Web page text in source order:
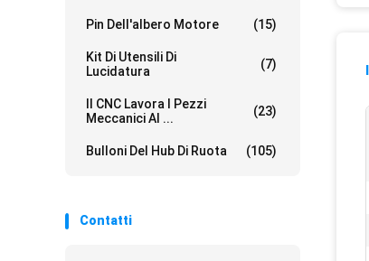
Pin Dell'albero Motore (15)
Kit Di Utensili Di
Lucidatura
(7)
Il CNC Lavora I Pezzi
Meccanici Al ...
(23)
Bulloni Del Hub Di Ruota (105)
Contatti